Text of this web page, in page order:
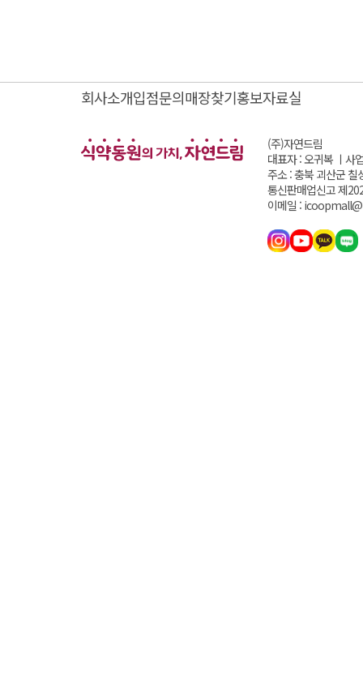
회사소개입점문의매장찾기홍보자료실
(주)자연드림
대표자 : 오귀복 ㅣ 사
주소 : 충북 괴산군 칠
통신판매업신고 제
이메일 :